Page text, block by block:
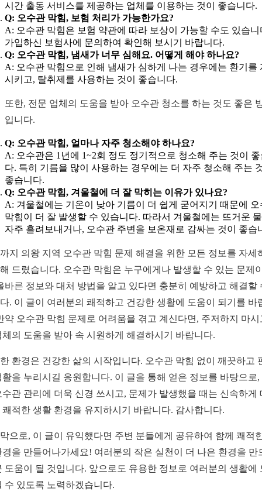
시간 출동 서비스를 제공하는 업체를 이용하는 것이 좋습니다.
Q: 오수관 막힘, 보험 처리가 가능한가요?
A: 오수관 막힘은 보험 약관에 따라 보상이 가능할 수도 있습니
가입하신 보험사에 문의하여 확인해 보시기 바랍니다.
Q: 오수관 막힘, 냄새가 너무 심해요. 어떻게 해야 하나요?
A: 오수관 막힘으로 인해 냄새가 심하게 나는 경우에는 환기를
시키고, 탈취제를 사용하는 것이 좋습니다.
또한, 전문 업체의 도움을 받아 오수관 청소를 하는 것도 좋은
입니다.
Q: 오수관 막힘, 얼마나 자주 청소해야 하나요?
A: 오수관은 1년에 1~2회 정도 정기적으로 청소해 주는 것이
다. 특히 기름을 많이 사용하는 경우에는 더 자주 청소해 주는
좋습니다.
Q: 오수관 막힘, 겨울철에 더 잘 막히는 이유가 있나요?
A: 겨울철에는 기온이 낮아 기름이 더 쉽게 굳어지기 때문에 오
막힘이 더 잘 발생할 수 있습니다. 따라서 겨울철에는 뜨거운
자주 흘려보내거나, 오수관 주변을 보온재로 감싸는 것이 좋습
지 의왕 지역 오수관 막힘 문제 해결을 위한 모든 정보를 자세
드렸습니다. 오수관 막힘은 누구에게나 발생할 수 있는 문제
바른 정보와 대처 방법을 알고 있다면 충분히 예방하고 해결할
. 이 글이 여러분의 쾌적하고 건강한 생활에 도움이 되기를 바
약 오수관 막힘 문제로 어려움을 겪고 계신다면, 주저하지 마시
체의 도움을 받아 속 시원하게 해결하시기 바랍니다.
환경은 건강한 삶의 시작입니다. 오수관 막힘 없이 깨끗하고
활을 누리시길 응원합니다. 이 글을 통해 얻은 정보를 바탕으로,
수관 관리에 더욱 신경 쓰시고, 문제가 발생했을 때는 신속하게
쾌적한 생활 환경을 유지하시기 바랍니다. 감사합니다.
으로, 이 글이 유익했다면 주변 분들에게 공유하여 함께 쾌적
경을 만들어나가세요! 여러분의 작은 실천이 더 나은 환경을 만
도움이 될 것입니다. 앞으로도 유용한 정보로 여러분의 생활에
수 있도록 노력하겠습니다.